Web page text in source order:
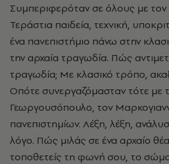
Συµπεριφερόταν σε όλους µε τον
Τεράστια παιδεία, τεχνική,
ένα πανεπιστήµιο πάνω στην
την αρχαία τραγωδία. Πώς
τραγωδία; Με κλασικό τρόπο,
Οπότε συνεργαζόµασταν τότε µε
Γεωργουσόπουλο, τον
πανεπιστηµίων. Λέξη, λέξη,
λόγο. Πώς µιλάς σε ένα αρχαίο
τοποθετείς τη φωνή σου, το